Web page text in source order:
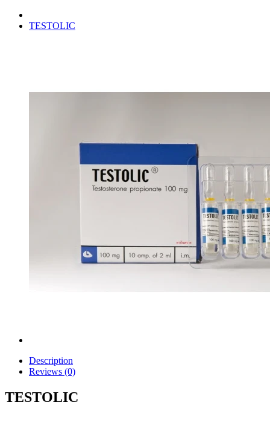
TESTOLIC
Description
Reviews (0)
TESTOLIC